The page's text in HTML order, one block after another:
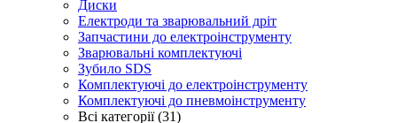
Диски
Електроди та зварювальний дріт
Запчастини до електроінструменту
Зварювальні комплектуючі
Зубило SDS
Комплектуючі до електроінструменту
Комплектуючі до пневмоінструменту
Всі категорії (31)